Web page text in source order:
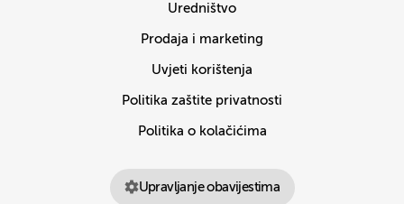
Uredništvo
Prodaja i marketing
Uvjeti korištenja
Politika zaštite privatnosti
Politika o kolačićima
Upravljanje obavijestima